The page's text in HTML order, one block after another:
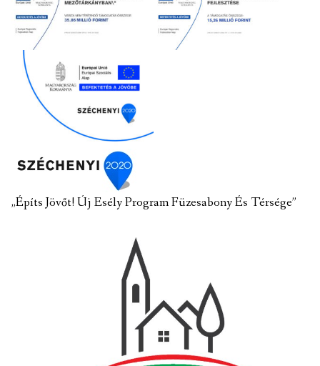
„Építs Jövőt! Új Esély Program Füzesabony És Térsége”